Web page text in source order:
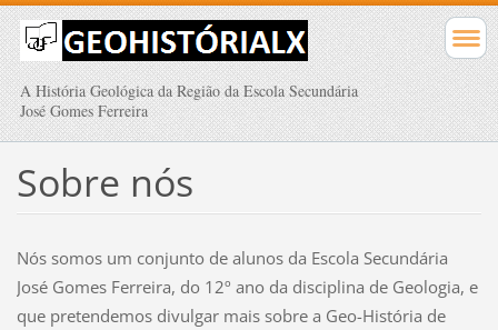
A História Geológica da Região da Escola Secundária
José Gomes Ferreira
Sobre nós
Nós somos um conjunto de alunos da Escola Secundária
José Gomes Ferreira, do 12º ano da disciplina de Geologia, e
que pretendemos divulgar mais sobre a Geo-História de